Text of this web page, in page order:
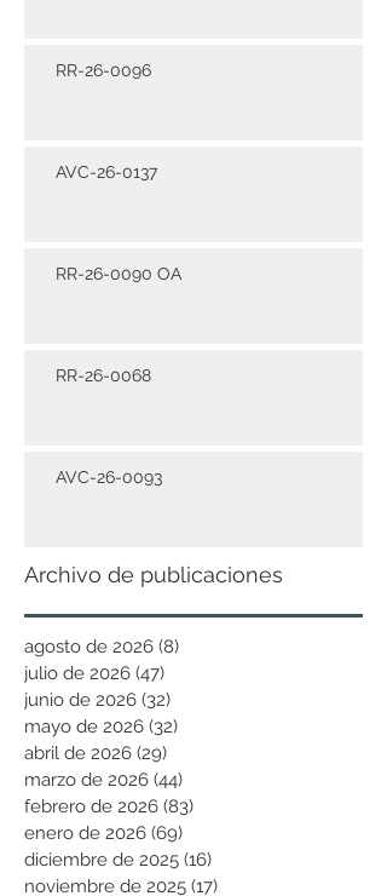
RR-26-0096
AVC-26-0137
RR-26-0090 OA
RR-26-0068
AVC-26-0093
Archivo de publicaciones
agosto de 2026 (8)
julio de 2026 (47)
junio de 2026 (32)
mayo de 2026 (32)
abril de 2026 (29)
marzo de 2026 (44)
febrero de 2026 (83)
enero de 2026 (69)
diciembre de 2025 (16)
noviembre de 2025 (17)